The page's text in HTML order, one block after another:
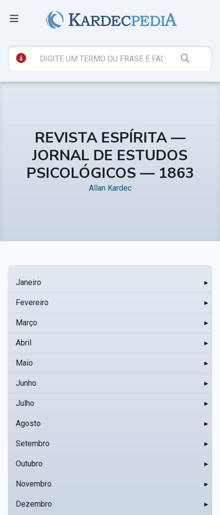
REVISTA ESPÍRITA —
JORNAL DE ESTUDOS
PSICOLÓGICOS — 1863
Allan Kardec
Janeiro ▸
Fevereiro ▸
Março ▸
Abril ▸
Maio ▸
Junho ▸
Julho ▸
Agosto ▸
Setembro ▸
Outubro ▸
Novembro ▸
Dezembro ▸